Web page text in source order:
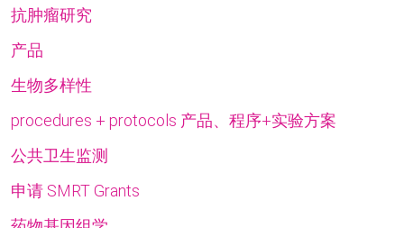
抗肿瘤研究
产品
生物多样性
procedures + protocols 产品、程序+实验方案
公共卫生监测
申请 SMRT Grants